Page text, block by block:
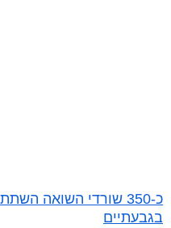
כ-350 שורדי השואה
בגבעתיים